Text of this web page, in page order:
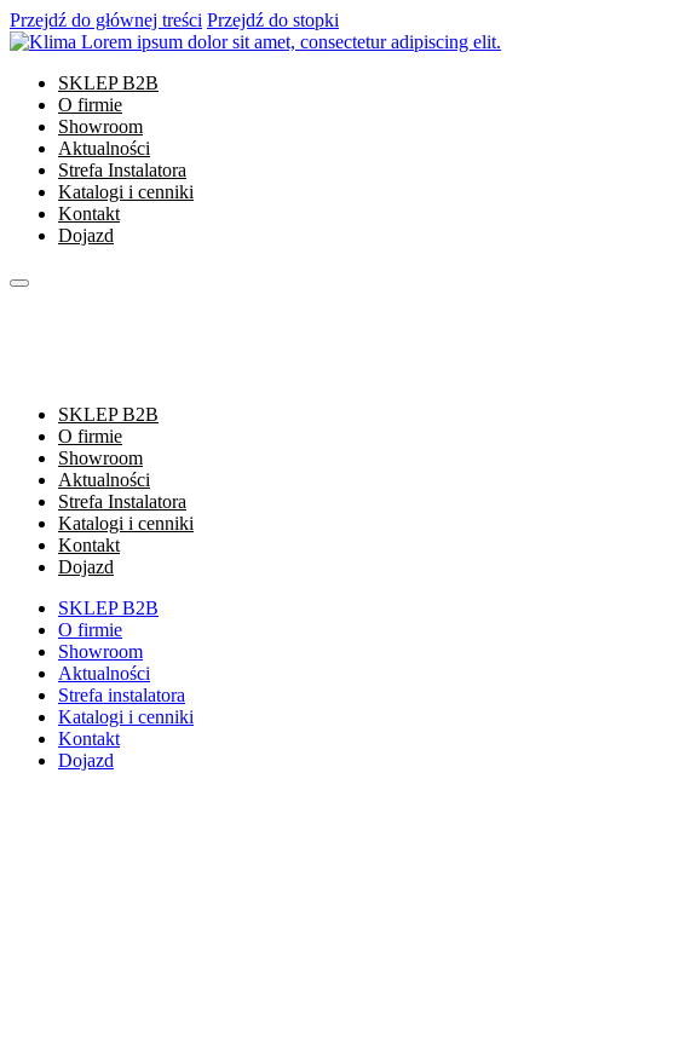
Przejdź do głównej treści Przejdź do stopki
SKLEP B2B
O firmie
Showroom
Aktualności
Strefa Instalatora
Katalogi i cenniki
Kontakt
Dojazd
SKLEP B2B
O firmie
Showroom
Aktualności
Strefa Instalatora
Katalogi i cenniki
Kontakt
Dojazd
SKLEP B2B
O firmie
Showroom
Aktualności
Strefa instalatora
Katalogi i cenniki
Kontakt
Dojazd